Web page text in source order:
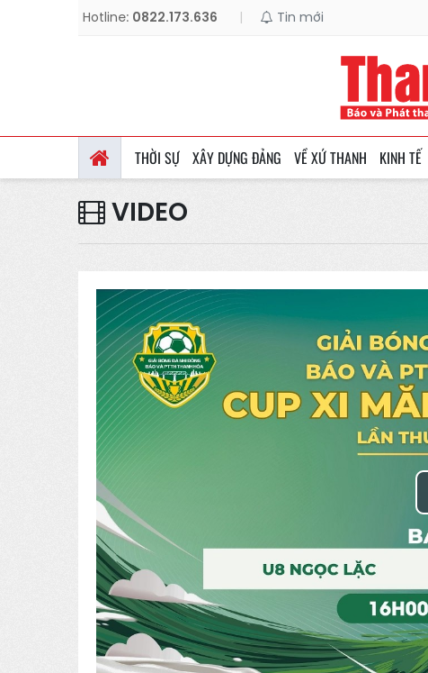
Hotline: 0822.173.636 | Tin mới
THỜI SỰ XÂY DỰNG ĐẢNG VỀ XỨ THANH KINH TẾ
VIDEO